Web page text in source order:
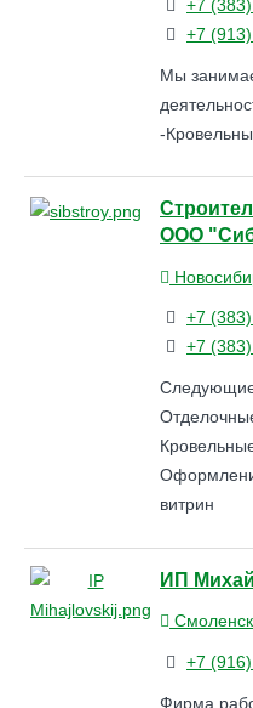
+7
+7
Мы
-
ООО
+7
+7
Следующие
витрин
ИП
+7
Фирма